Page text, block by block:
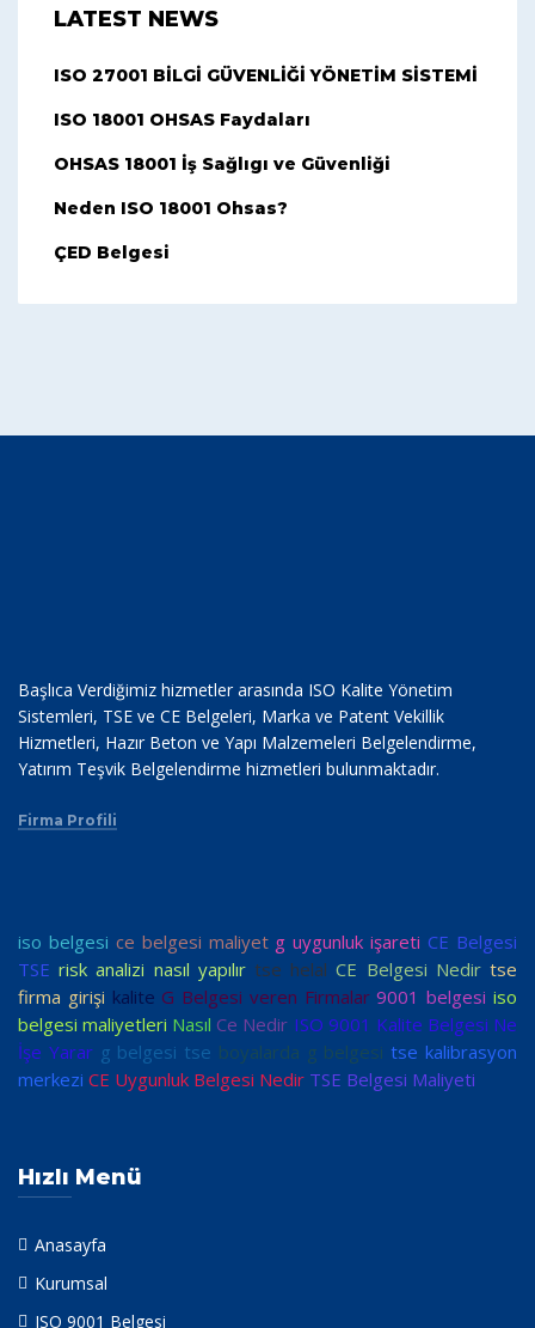
LATEST NEWS
ISO 27001 BİLGİ GÜVENLİĞİ YÖNETİM SİSTEMİ
ISO 18001 OHSAS Faydaları
OHSAS 18001 İş Sağlıgı ve Güvenliği
Neden ISO 18001 Ohsas?
ÇED Belgesi
Başlıca Verdiğimiz hizmetler arasında ISO Kalite Yönetim
Sistemleri, TSE ve CE Belgeleri, Marka ve Patent Vekillik
Hizmetleri, Hazır Beton ve Yapı Malzemeleri Belgelendirme,
Yatırım Teşvik Belgelendirme hizmetleri bulunmaktadır.
Firma Profili
iso belgesi ce belgesi maliyet g uygunluk işareti CE Belgesi
TSE risk analizi nasıl yapılır tse helal CE Belgesi Nedir tse
firma girişi kalite G Belgesi veren Firmalar 9001 belgesi iso
belgesi maliyetleri Nasıl Ce Nedir ISO 9001 Kalite Belgesi Ne
İşe Yarar g belgesi tse boyalarda g belgesi tse kalibrasyon
merkezi CE Uygunluk Belgesi Nedir TSE Belgesi Maliyeti
Hızlı Menü
Anasayfa
Kurumsal
ISO 9001 Belgesi